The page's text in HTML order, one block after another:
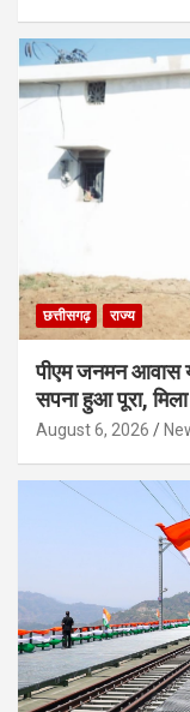
छत्तीसगढ़ राज्य
पीएम जनमन आवास
सपना हुआ पूरा,
August 6, 2026